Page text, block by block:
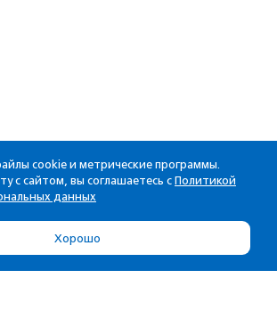
cookie и метрические программы.
с сайтом, вы соглашаетесь с Политикой
данных
Хорошо